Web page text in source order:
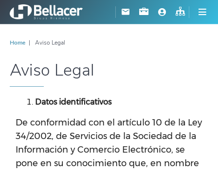
Home Aviso Legal
Aviso Legal
Datos identificativos
De conformidad con el artículo 10 de la Ley
34/2002, de Servicios de la Sociedad de la
Información y Comercio Electrónico, se
pone en su conocimiento que, en nombre